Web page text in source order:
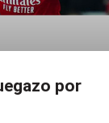
por